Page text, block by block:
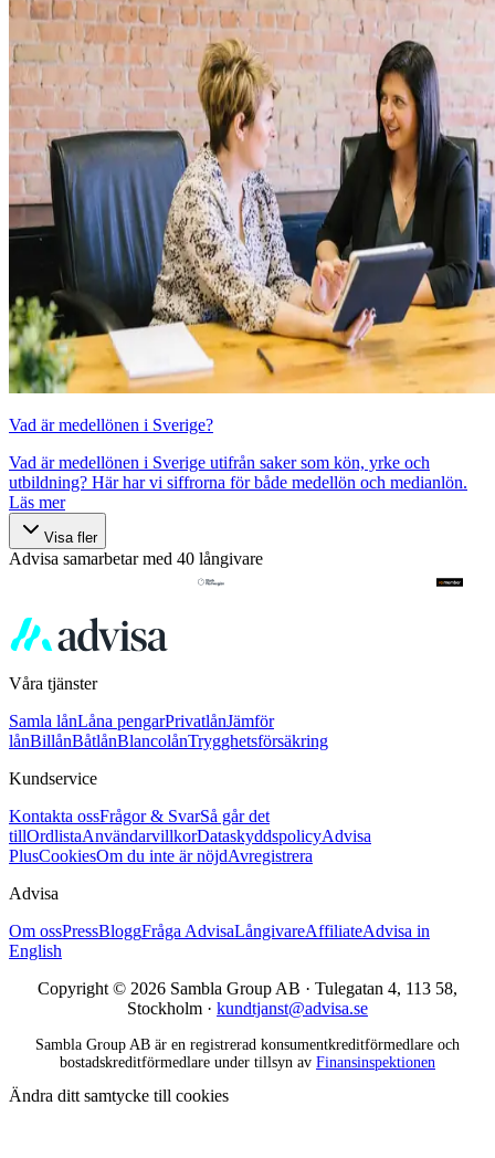
Vad är medellönen i Sverige?
Vad är medellönen i Sverige utifrån saker som kön, yrke och
utbildning? Här har vi siffrorna för både medellön och medianlön.
Läs mer
Visa fler
Advisa samarbetar med 40 långivare
Våra tjänster
Samla lånLåna pengarPrivatlånJämför
lånBillånBåtlånBlancolånTrygghetsförsäkring
Kundservice
Kontakta ossFrågor & SvarSå går det
tillOrdlistaAnvändarvillkorDataskyddspolicyAdvisa
PlusCookiesOm du inte är nöjdAvregistrera
Advisa
Om ossPressBloggFråga AdvisaLångivareAffiliateAdvisa in
English
Copyright © 2026 Sambla Group AB · Tulegatan 4, 113 58,
Stockholm · kundtjanst@advisa.se
Sambla Group AB är en registrerad konsumentkreditförmedlare och
bostadskreditförmedlare under tillsyn av Finansinspektionen
Ändra ditt samtycke till cookies